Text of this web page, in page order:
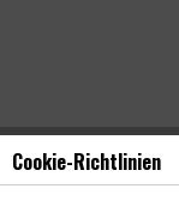
Cookie-Richtlinien